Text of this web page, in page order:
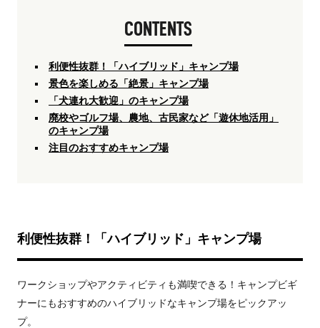
CONTENTS
利便性抜群！「ハイブリッド」キャンプ場
景色を楽しめる「絶景」キャンプ場
「犬連れ大歓迎」のキャンプ場
廃校やゴルフ場、農地、古民家など「遊休地活用」
のキャンプ場
注目のおすすめキャンプ場
利便性抜群！「ハイブリッド」キャンプ場
ワークショップやアクティビティも満喫できる！キャンプビギ
ナーにもおすすめのハイブリッドなキャンプ場をピックアッ
プ。